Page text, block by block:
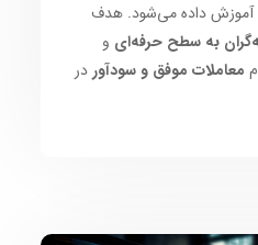
آموزش داده می‌شود. هدف
به سطح حرفه‌ای و
معاملات موفق و سودآوردر